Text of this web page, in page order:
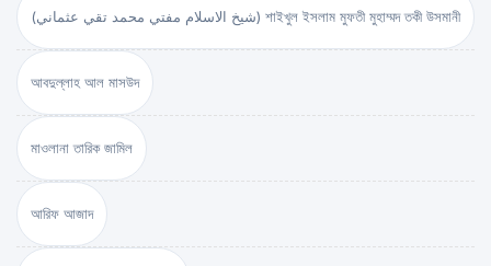
(شيخ الاسلام مفتي محمد تقي عثماني) শাইখুল ইসলাম মুফতী মুহাম্মদ তকী উসমানী
আবদুল্লাহ আল মাসউদ
মাওলানা তারিক জামিল
আরিফ আজাদ